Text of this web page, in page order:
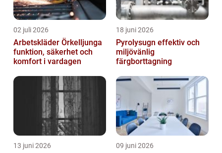
02 juli 2026
Arbetskläder Örkelljunga
funktion, säkerhet och
komfort i vardagen
18 juni 2026
Pyrolysugn effektiv och
miljövänlig
färgborttagning
13 juni 2026 09 juni 2026